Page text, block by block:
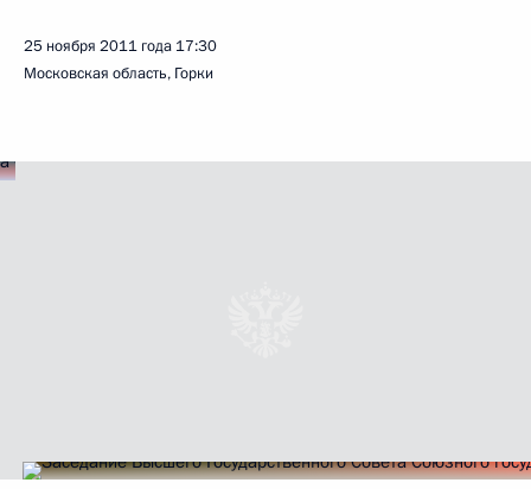
25 ноября 2011 года 17:30
Московская область, Горки